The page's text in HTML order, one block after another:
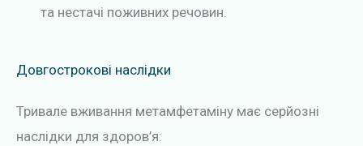
та нестачі поживних речовин.
Довгострокові наслідки
Тривале вживання метамфетаміну має серйозні
наслідки для здоров’я: